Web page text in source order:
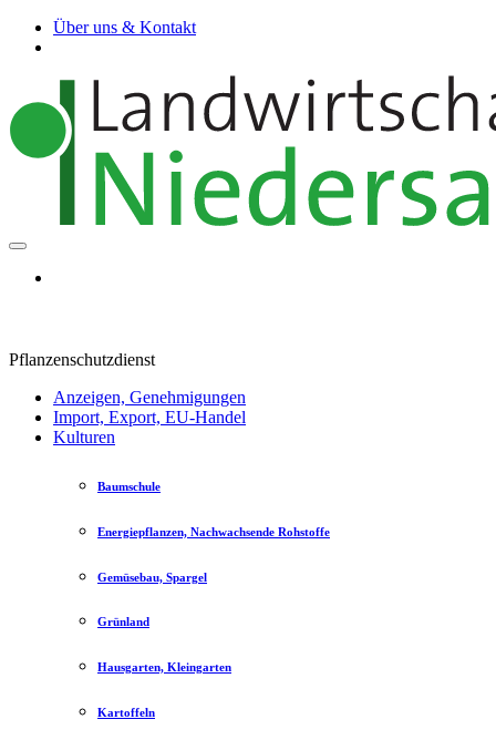
Über uns & Kontakt
Pflanzenschutzdienst
Anzeigen, Genehmigungen
Import, Export, EU-Handel
Kulturen
Baumschule
Energiepflanzen, Nachwachsende Rohstoffe
Gemüsebau, Spargel
Grünland
Hausgarten, Kleingarten
Kartoffeln